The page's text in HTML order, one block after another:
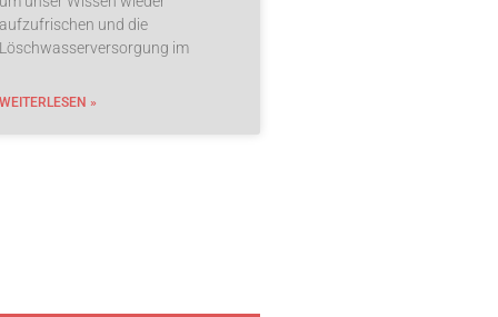
aufzufrischen und die
Löschwasserversorgung im
WEITERLESEN »